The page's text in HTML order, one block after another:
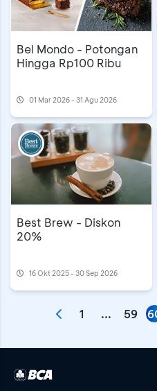
Bel Mondo - Potongan
Hingga Rp100 Ribu
01 Mar 2026 - 31 Agu 2026
Best Brew - Diskon
20%
16 Okt 2025 - 30 Sep 2026
1 ... 59